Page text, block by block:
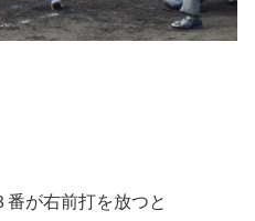
が右前打を放つと